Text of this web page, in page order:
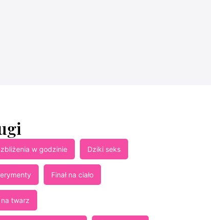
w godzinie Dziki seks
Finał na ciało
na twarz